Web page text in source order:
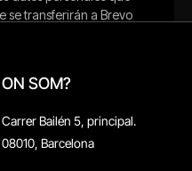
ON SOM?
Carrer Bailén 5, principal.
08010, Barcelona